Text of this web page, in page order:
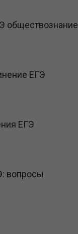
обществознание
ЕГЭ
ЕГЭ
вопросы